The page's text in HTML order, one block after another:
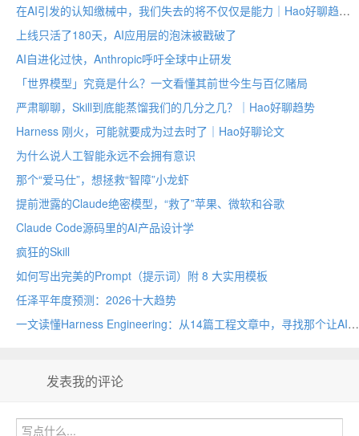
在AI引发的认知缴械中，我们失去的将不仅仅是能力｜Hao好聊趋势
上线只活了180天，AI应用层的泡沫被戳破了
AI自进化过快，Anthropic呼吁全球中止研发
「世界模型」究竟是什么？一文看懂其前世今生与百亿赌局
严肃聊聊，Skill到底能蒸馏我们的几分之几？｜Hao好聊趋势
Harness 刚火，可能就要成为过去时了｜Hao好聊论文
为什么说人工智能永远不会拥有意识
那个“爱马仕”，想拯救“智障”小龙虾
提前泄露的Claude绝密模型，“救了”苹果、微软和谷歌
Claude Code源码里的AI产品设计学
疯狂的Skill
如何写出完美的Prompt（提示词）附 8 大实用模板
任泽平年度预测：2026十大趋势
一文读懂Harness Engineering：从14篇工程文章中，寻找那个让AI不再离经叛道的壳｜Hao好聊趋势
发表我的评论